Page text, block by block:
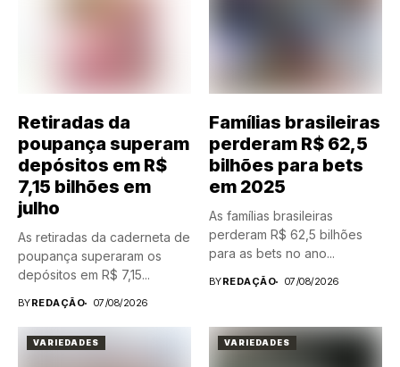
Retiradas da
poupança superam
depósitos em R$
7,15 bilhões em
julho
As retiradas da caderneta de
poupança superaram os
depósitos em R$ 7,15...
BYREDAÇÃO 07/08/2026
Famílias brasileiras
perderam R$ 62,5
bilhões para bets
em 2025
As famílias brasileiras
perderam R$ 62,5 bilhões
para as bets no ano...
BYREDAÇÃO 07/08/2026
VARIEDADES VARIEDADES